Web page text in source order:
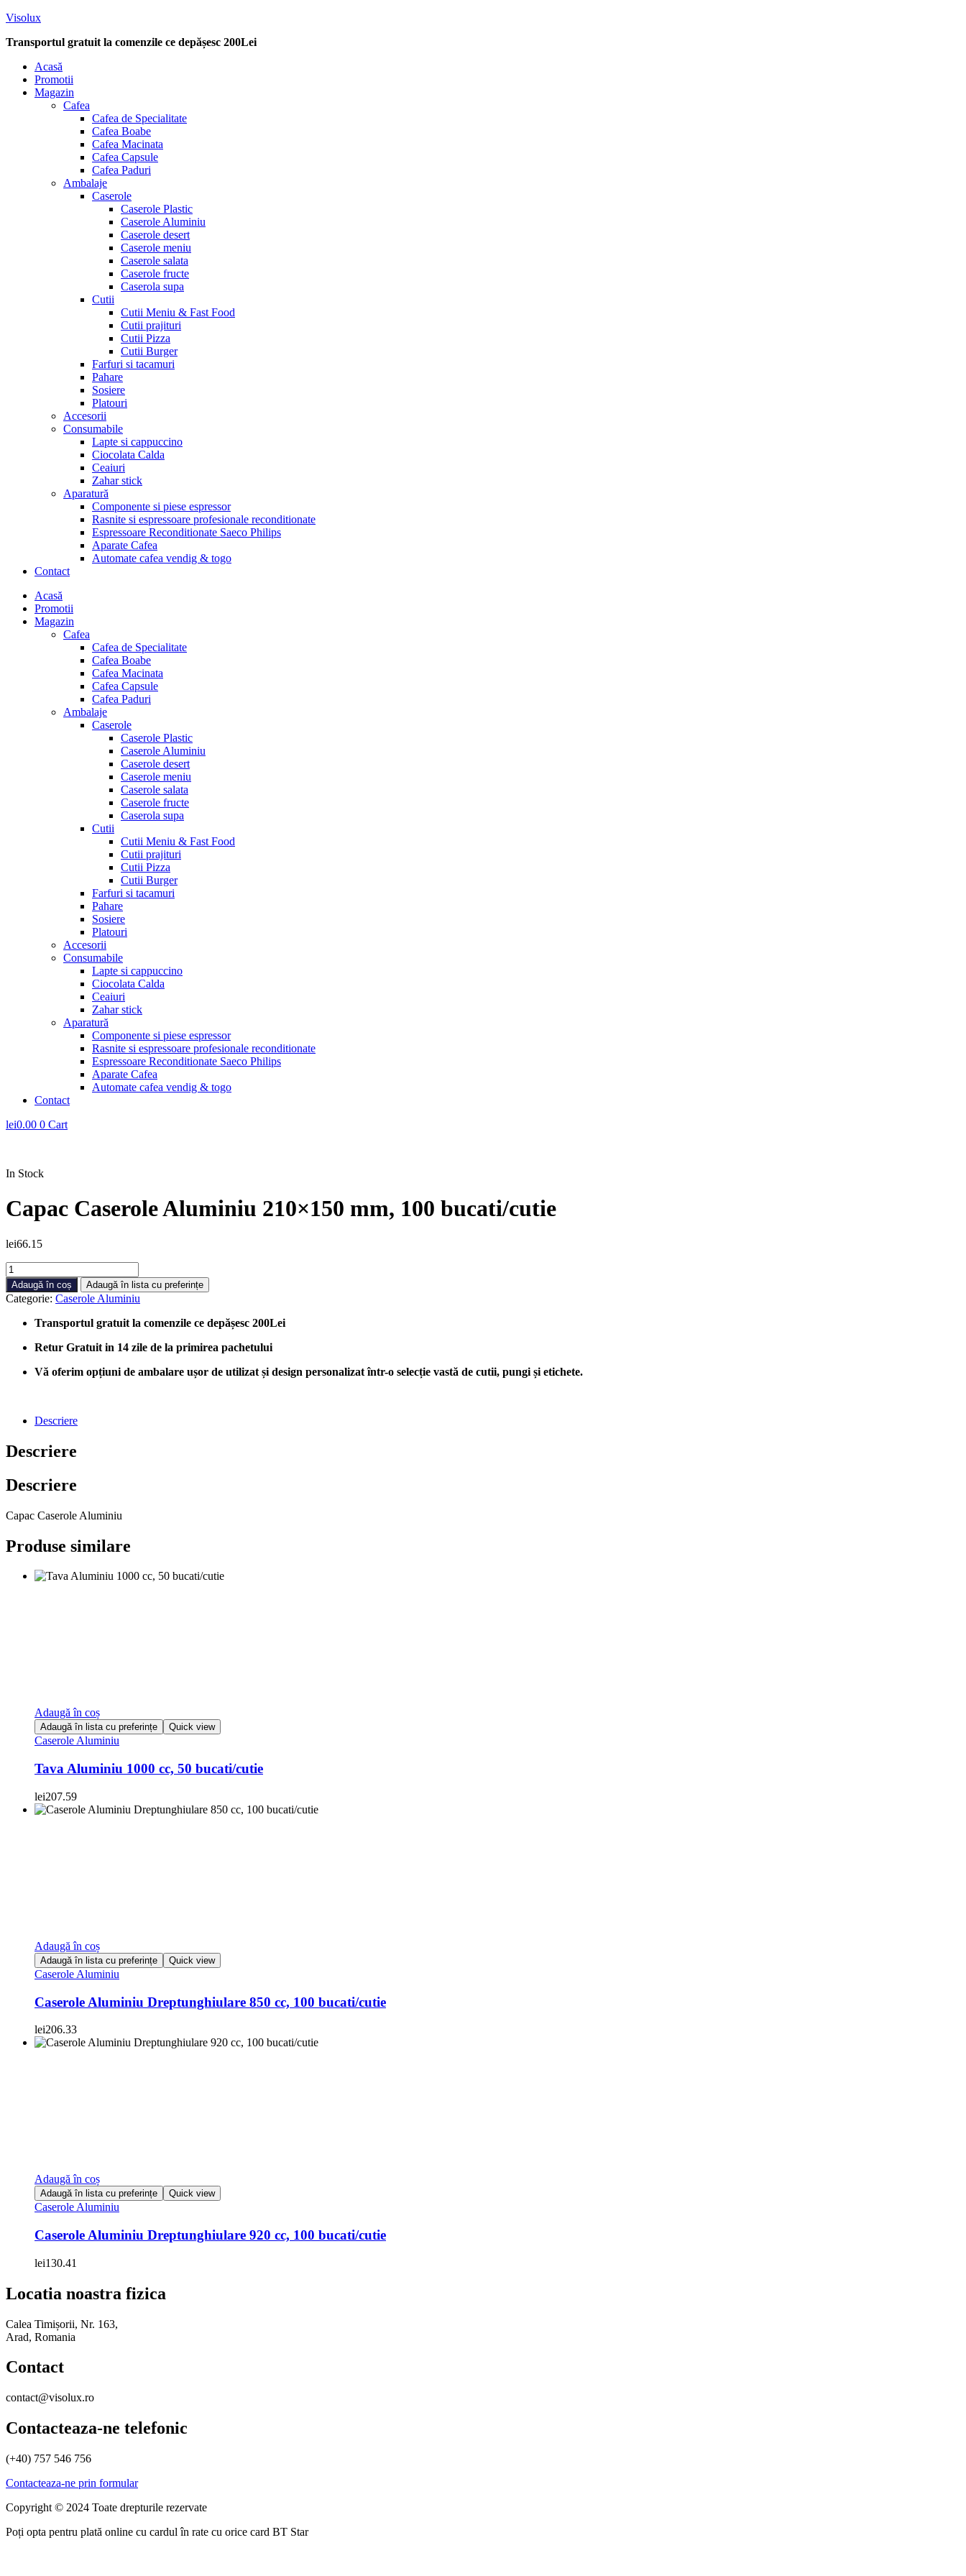
Visolux
Transportul gratuit la comenzile ce depășesc 200Lei
Menu
Acasă
Promotii
Magazin
Cafea
Cafea de Specialitate
Cafea Boabe
Cafea Macinata
Cafea Capsule
Cafea Paduri
Ambalaje
Caserole
Caserole Plastic
Caserole Aluminiu
Caserole desert
Caserole meniu
Caserole salata
Caserole fructe
Caserola supa
Cutii
Cutii Meniu & Fast Food
Cutii prajituri
Cutii Pizza
Cutii Burger
Farfuri si tacamuri
Pahare
Sosiere
Platouri
Accesorii
Consumabile
Lapte si cappuccino
Ciocolata Calda
Ceaiuri
Zahar stick
Aparatură
Componente si piese espressor
Rasnite si espressoare profesionale reconditionate
Espressoare Reconditionate Saeco Philips
Aparate Cafea
Automate cafea vendig & togo
Contact
Menu
Acasă
Promotii
Magazin
Cafea
Cafea de Specialitate
Cafea Boabe
Cafea Macinata
Cafea Capsule
Cafea Paduri
Ambalaje
Caserole
Caserole Plastic
Caserole Aluminiu
Caserole desert
Caserole meniu
Caserole salata
Caserole fructe
Caserola supa
Cutii
Cutii Meniu & Fast Food
Cutii prajituri
Cutii Pizza
Cutii Burger
Farfuri si tacamuri
Pahare
Sosiere
Platouri
Accesorii
Consumabile
Lapte si cappuccino
Ciocolata Calda
Ceaiuri
Zahar stick
Aparatură
Componente si piese espressor
Rasnite si espressoare profesionale reconditionate
Espressoare Reconditionate Saeco Philips
Aparate Cafea
Automate cafea vendig & togo
Contact
lei0.00 0 Cart
In Stock
Capac Caserole Aluminiu 210×150 mm, 100 bucati/cutie
lei66.15
Cantitate
Capac
Caserole
Aluminiu
210x150
Adaugă în coș Adaugă în lista cu preferințe
Categorie: Caserole Aluminiu
Transportul gratuit la comenzile ce depășesc 200Lei
Retur Gratuit in 14 zile de la primirea pachetului
Vă oferim opțiuni de ambalare ușor de utilizat și design personalizat într-o selecție vastă de cutii, pungi și etichete.
Descriere
Descriere
Descriere
Capac Caserole Aluminiu
Produse similare
Adaugă în coș
Adaugă în lista cu preferințe Quick view
Caserole Aluminiu
Tava Aluminiu 1000 cc, 50 bucati/cutie
lei207.59
Adaugă în coș
Adaugă în lista cu preferințe Quick view
Caserole Aluminiu
Caserole Aluminiu Dreptunghiulare 850 cc, 100 bucati/cutie
lei206.33
Adaugă în coș
Adaugă în lista cu preferințe Quick view
Caserole Aluminiu
Caserole Aluminiu Dreptunghiulare 920 cc, 100 bucati/cutie
lei130.41
Locatia noastra fizica
Calea Timișorii, Nr. 163,
Arad, Romania
Contact
contact@visolux.ro
Contacteaza-ne telefonic
(+40) 757 546 756
Contacteaza-ne prin formular
Copyright © 2024 Toate drepturile rezervate
Poți opta pentru plată online cu cardul în rate cu orice card BT Star